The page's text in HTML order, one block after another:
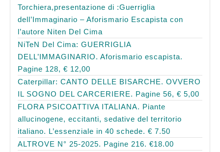
Torchiera,presentazione di :Guerriglia
dell’Immaginario – Aforismario Escapista con
l’autore Niten Del Cima
NiTeN Del Cima: GUERRIGLIA
DELL’IMMAGINARIO. Aforismario escapista.
Pagine 128, € 12,00
Caterpillar: CANTO DELLE BISARCHE. OVVERO
IL SOGNO DEL CARCERIERE. Pagine 56, € 5,00
FLORA PSICOATTIVA ITALIANA. Piante
allucinogene, eccitanti, sedative del territorio
italiano. L’essenziale in 40 schede. € 7.50
ALTROVE N° 25-2025. Pagine 216. €18.00